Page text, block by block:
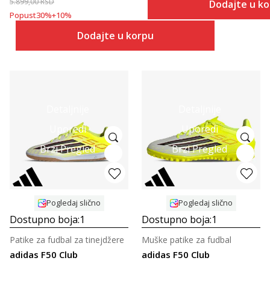
Popust30%+10%
Dodajte u korpu
Dodajte u
Uporedi
Brzi Pregled
Pogledaj slično
Dostupno boja:1
adidas F50 Club
Patike za fudbal za tinejdžere
Uporedi
Brzi Pregled
Pogledaj slično
Dostupno boja:1
adidas F50 Club
Muške patike za fudbal